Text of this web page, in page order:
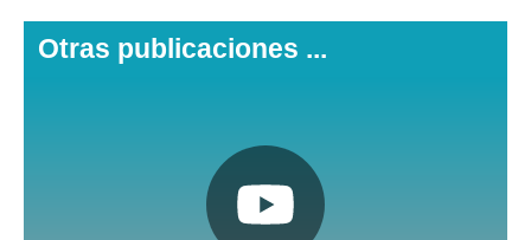
Otras publicaciones ...
Pulsa aquí